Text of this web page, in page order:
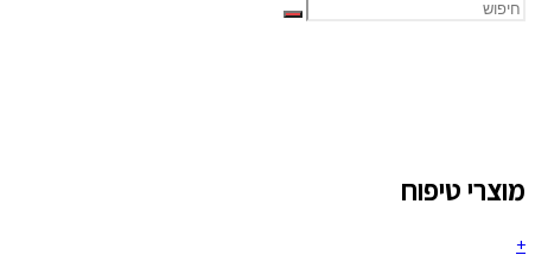
מוצרי טיפוח
+